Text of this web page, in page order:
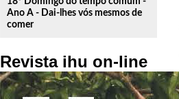
Ano A - Dai-lhes vós mesmos de
comer
Revista ihu on-line